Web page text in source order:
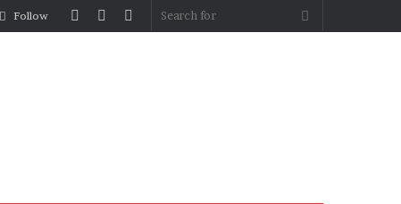
Search
Sidebar
Random
Log
Follow